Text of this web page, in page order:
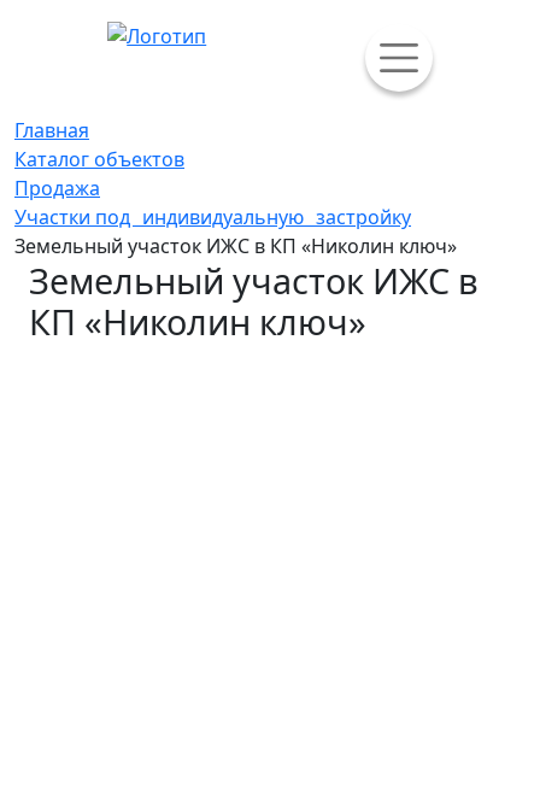
Главная
Каталог объектов
Продажа
Участки под индивидуальную застройку
Земельный участок ИЖС в КП «Николин ключ»
Земельный участок ИЖС в
КП «Николин ключ»